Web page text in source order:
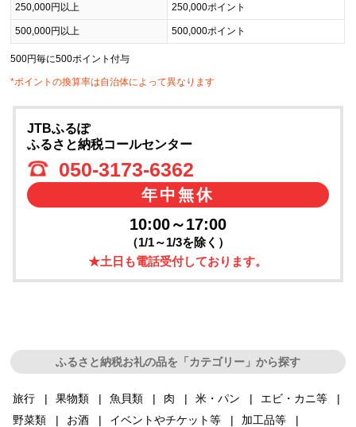
250,000円以上 250,000ポイント
500,000円以上 500,000ポイント
500円毎に500ポイント付与
*ポイントの換算率は自治体によって異なります
JTBふるぽ
ふるさと納税コールセンター
050-3173-6362
年中無休
10:00～17:00
（1/1～1/3を除く）
★土日も電話受付しております。
ふるさと納税お礼の品を「カテゴリー」から探す
旅行 果物類 魚貝類 肉 米・パン
エビ・カニ等
野菜類
お酒 イベントやチケット等
加工品等